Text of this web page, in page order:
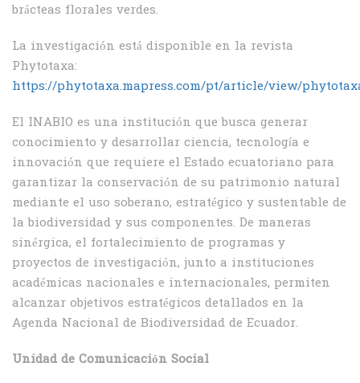
brácteas florales verdes.
La investigación está disponible en la revista
Phytotaxa:
https://phytotaxa.mapress.com/pt/article/view/
El INABIO es una institución que busca generar
conocimiento y desarrollar ciencia, tecnología e
innovación que requiere el Estado ecuatoriano para
garantizar la conservación de su patrimonio natural
mediante el uso soberano, estratégico y sustentable de
la biodiversidad y sus componentes. De maneras
sinérgica, el fortalecimiento de programas y
proyectos de investigación, junto a instituciones
académicas nacionales e internacionales, permiten
alcanzar objetivos estratégicos detallados en la
Agenda Nacional de Biodiversidad de Ecuador.
Unidad de Comunicación Social